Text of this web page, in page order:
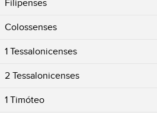
Filipenses
Colossenses
1 Tessalonicenses
2 Tessalonicenses
1 Timóteo